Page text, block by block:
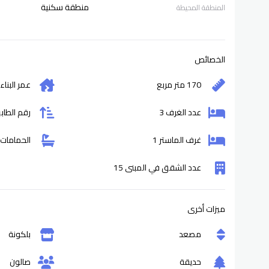
المنطقة المحيطة منطقة سكنية
الخصائص
170 متر مربع
عمر البناء
عدد الغرف 3
رقم
غرف الماستر 1
الحمامات 3
عدد الشقق في المبنى 15
ميزات أخرى
مصعد
بلكونة
حديقة
صالون